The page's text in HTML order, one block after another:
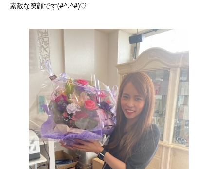
素敵な笑顔です(#^.^#)♡